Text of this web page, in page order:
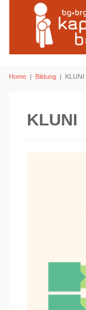
Home | Bildung | KLUNI
KLUNI